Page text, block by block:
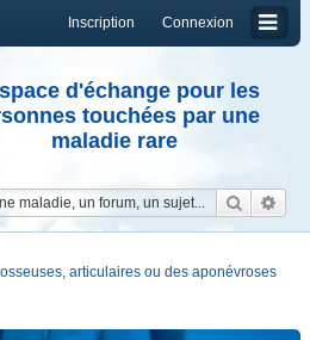
Connexion
Inscription
d'échange pour les
touchées par une
maladie rare
articulaires ou des aponévroses